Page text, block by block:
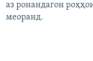
аз ронандагон
меоранд.